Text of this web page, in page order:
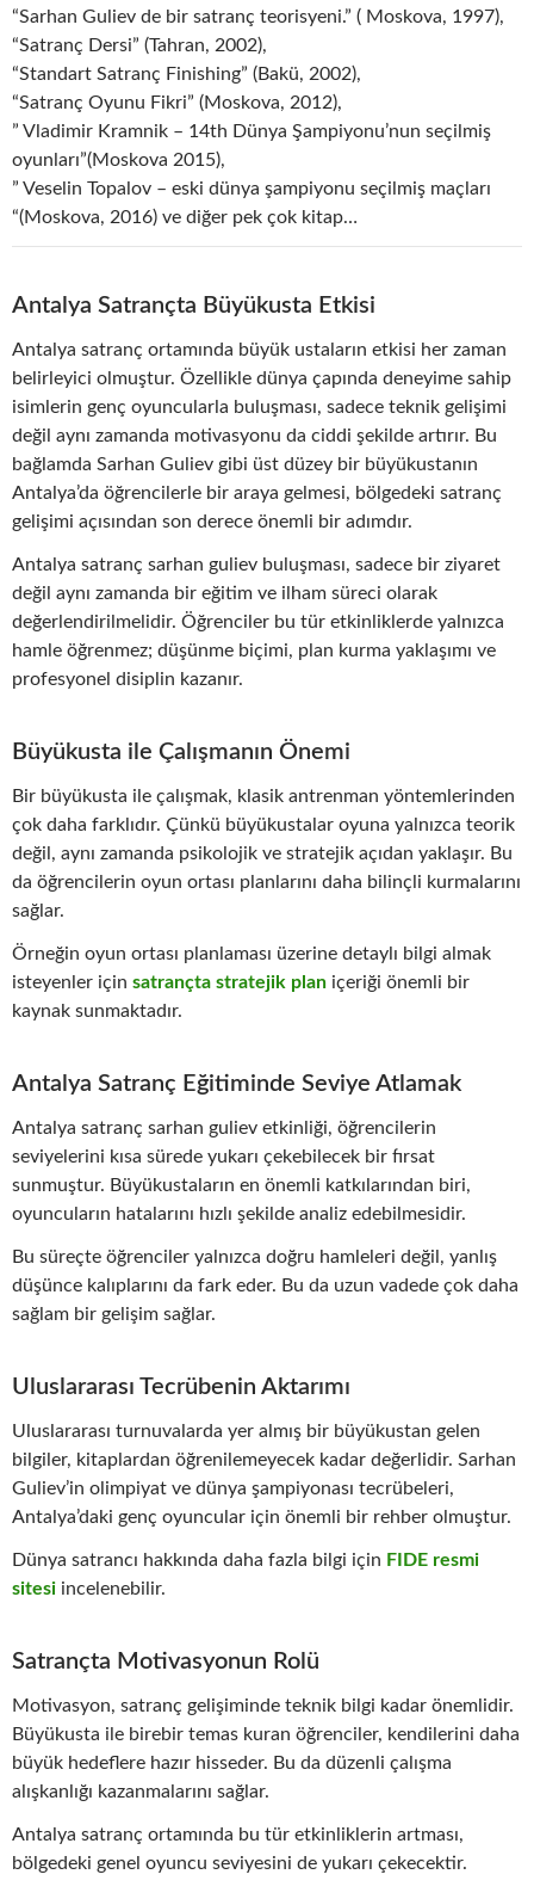
“Sarhan Guliev de bir satranç teorisyeni.” ( Moskova, 1997),
“Satranç Dersi” (Tahran, 2002),
“Standart Satranç Finishing” (Bakü, 2002),
“Satranç Oyunu Fikri” (Moskova, 2012),
” Vladimir Kramnik – 14th Dünya Şampiyonu’nun seçilmiş
oyunları”(Moskova 2015),
” Veselin Topalov – eski dünya şampiyonu seçilmiş maçları
“(Moskova, 2016) ve diğer pek çok kitap…
Antalya Satrançta Büyükusta Etkisi
Antalya satranç ortamında büyük ustaların etkisi her zaman
belirleyici olmuştur. Özellikle dünya çapında deneyime sahip
isimlerin genç oyuncularla buluşması, sadece teknik gelişimi
değil aynı zamanda motivasyonu da ciddi şekilde artırır. Bu
bağlamda Sarhan Guliev gibi üst düzey bir büyükustanın
Antalya’da öğrencilerle bir araya gelmesi, bölgedeki satranç
gelişimi açısından son derece önemli bir adımdır.
Antalya satranç sarhan guliev buluşması, sadece bir ziyaret
değil aynı zamanda bir eğitim ve ilham süreci olarak
değerlendirilmelidir. Öğrenciler bu tür etkinliklerde yalnızca
hamle öğrenmez; düşünme biçimi, plan kurma yaklaşımı ve
profesyonel disiplin kazanır.
Büyükusta ile Çalışmanın Önemi
Bir büyükusta ile çalışmak, klasik antrenman yöntemlerinden
çok daha farklıdır. Çünkü büyükustalar oyuna yalnızca teorik
değil, aynı zamanda psikolojik ve stratejik açıdan yaklaşır. Bu
da öğrencilerin oyun ortası planlarını daha bilinçli kurmalarını
sağlar.
Örneğin oyun ortası planlaması üzerine detaylı bilgi almak
isteyenler için satrançta stratejik plan içeriği önemli bir
kaynak sunmaktadır.
Antalya Satranç Eğitiminde Seviye Atlamak
Antalya satranç sarhan guliev etkinliği, öğrencilerin
seviyelerini kısa sürede yukarı çekebilecek bir fırsat
sunmuştur. Büyükustaların en önemli katkılarından biri,
oyuncuların hatalarını hızlı şekilde analiz edebilmesidir.
Bu süreçte öğrenciler yalnızca doğru hamleleri değil, yanlış
düşünce kalıplarını da fark eder. Bu da uzun vadede çok daha
sağlam bir gelişim sağlar.
Uluslararası Tecrübenin Aktarımı
Uluslararası turnuvalarda yer almış bir büyükustan gelen
bilgiler, kitaplardan öğrenilemeyecek kadar değerlidir. Sarhan
Guliev’in olimpiyat ve dünya şampiyonası tecrübeleri,
Antalya’daki genç oyuncular için önemli bir rehber olmuştur.
Dünya satrancı hakkında daha fazla bilgi için FIDE resmi
sitesi incelenebilir.
Satrançta Motivasyonun Rolü
Motivasyon, satranç gelişiminde teknik bilgi kadar önemlidir.
Büyükusta ile birebir temas kuran öğrenciler, kendilerini daha
büyük hedeflere hazır hisseder. Bu da düzenli çalışma
alışkanlığı kazanmalarını sağlar.
Antalya satranç ortamında bu tür etkinliklerin artması,
bölgedeki genel oyuncu seviyesini de yukarı çekecektir.